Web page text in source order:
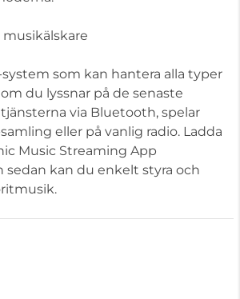
musikälskare
som kan hantera alla typer
du lyssnar på de senaste
via Bluetooth, spelar
eller på vanlig radio. Ladda
Music Streaming App
sedan kan du enkelt styra och